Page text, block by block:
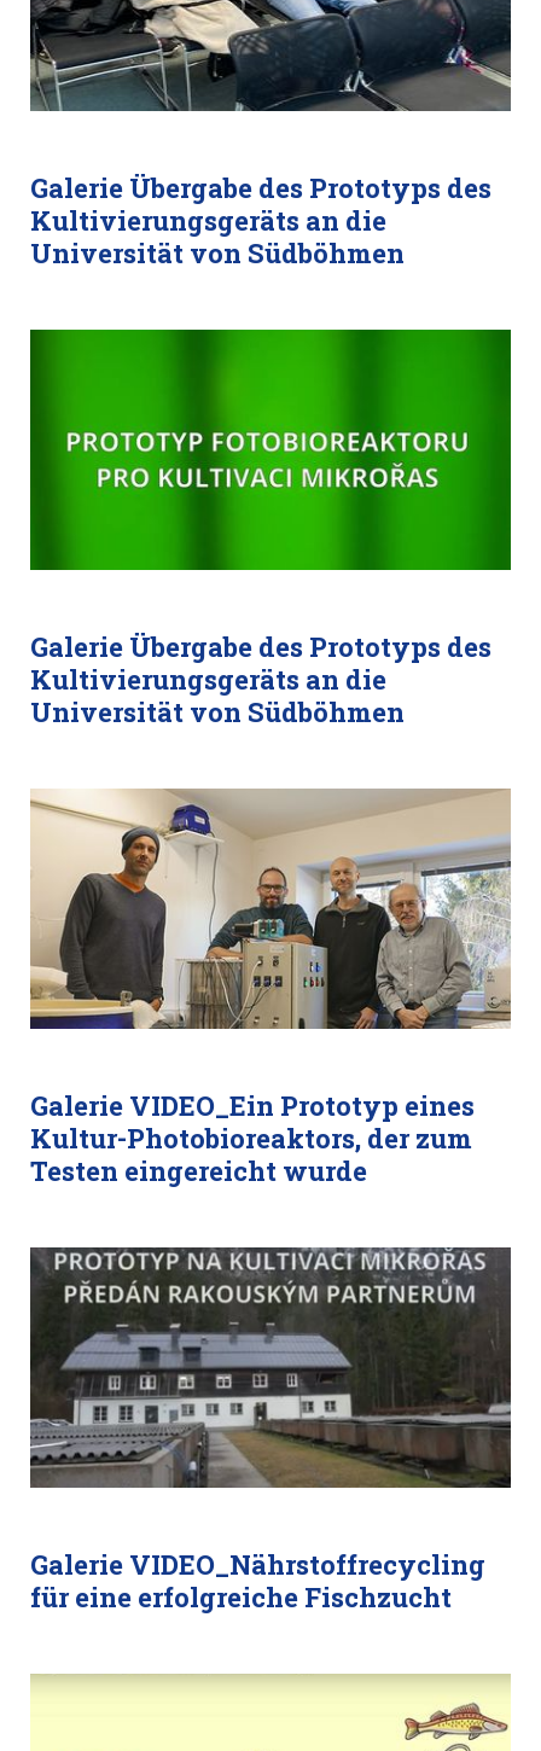
Galerie Übergabe des Prototyps des
Kultivierungsgeräts an die
Universität von Südböhmen
Galerie Übergabe des Prototyps des
Kultivierungsgeräts an die
Universität von Südböhmen
Galerie VIDEO_Ein Prototyp eines
Kultur-Photobioreaktors, der zum
Testen eingereicht wurde
Galerie VIDEO_Nährstoffrecycling
für eine erfolgreiche Fischzucht